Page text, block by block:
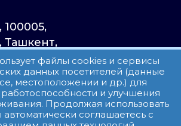
100005,
Ташкент,
Йули
соглашение
файлы cookies и сервисы
данных посетителей (данные
местоположении и др.) для
и улучшения
Продолжая использовать
соглашаетесь с